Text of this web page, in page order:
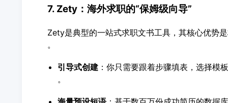
7. Zety：海外求职的“保姆级向导”
Zety是典型的一站式求职文书工具，其核心优势
。
引导式创建：你只需要跟着步骤填表，选择模
。